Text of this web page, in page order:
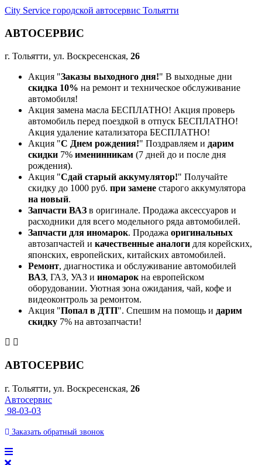
City Service городской автосервис Тольятти
АВТОСЕРВИС
г. Тольятти, ул. Воскресенская, 26
Акция "Заказы выходного дня!" В выходные дни
скидка 10% на ремонт и техническое обслуживание
автомобиля!
Акция замена масла БЕСПЛАТНО! Акция проверь
автомобиль перед поездкой в отпуск БЕСПЛАТНО!
Акция удаление катализатора БЕСПЛАТНО!
Акция "С Днем рождения!" Поздравляем и дарим
скидки 7% именинникам (7 дней до и после дня
рождения).
Акция "Сдай старый аккумулятор!" Получайте
скидку до 1000 руб. при замене старого аккумулятора
на новый.
Запчасти ВАЗ в оригинале. Продажа аксессуаров и
расходники для всего модельного ряда автомобилей.
Запчасти для иномарок. Продажа оригинальных
автозапчастей и качественные аналоги для корейских,
японских, европейских, китайских автомобилей.
Ремонт, диагностика и обслуживание автомобилей
ВАЗ, ГАЗ, УАЗ и иномарокна европейском
оборудовании. Уютная зона ожидания, чай, кофе и
видеоконтроль за ремонтом.
Акция "Попал в ДТП". Спешим на помощь и дарим
скидку 7% на автозапчасти!
АВТОСЕРВИС
г. Тольятти, ул. Воскресенская, 26
Автосервис
98-03-03
Заказать обратный звонок